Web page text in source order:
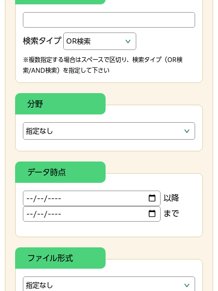
検索タイプ
※複数指定する場合はスペースで区切り、検索タイプ（OR検
索/AND検索）を指定して下さい
分野
データ時点
以降
まで
ファイル形式